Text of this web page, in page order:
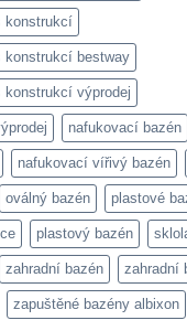
konstrukcí
konstrukcí bestway
konstrukcí výprodej
nafukovací bazén
nafukovací vířivý bazén
oválný bazén plastové
plastový bazén
zahradní bazén zahradní
zapuštěné bazény albixon